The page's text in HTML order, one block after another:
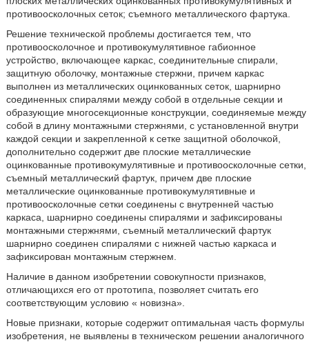
противоосколочных сеток; съемного металлического фартука.
Решение технической проблемы достигается тем, что
противоосколочное и противокумулятивное габионное
устройство, включающее каркас, соединительные спирали,
защитную оболочку, монтажные стержни, причем каркас
выполнен из металлических оцинкованных сеток, шарнирно
соединенных спиралями между собой в отдельные секции и
образующие многосекционные конструкции, соединяемые между
собой в длину монтажными стержнями, с установленной внутри
каждой секции и закрепленной к сетке защитной оболочкой,
дополнительно содержит две плоские металлические
оцинкованные противокумулятивные и противоосколочные сетки,
съемный металлический фартук, причем две плоские
металлические оцинкованные противокумулятивные и
противоосколочные сетки соединены с внутренней частью
каркаса, шарнирно соединены спиралями и зафиксированы
монтажными стержнями, съемный металлический фартук
шарнирно соединен спиралями с нижней частью каркаса и
зафиксирован монтажным стержнем.
Наличие в данном изобретении совокупности признаков,
отличающихся его от прототипа, позволяет считать его
соответствующим условию « новизна».
Новые признаки, которые содержит оптимальная часть формулы
изобретения, не выявлены в техническом решении аналогичного